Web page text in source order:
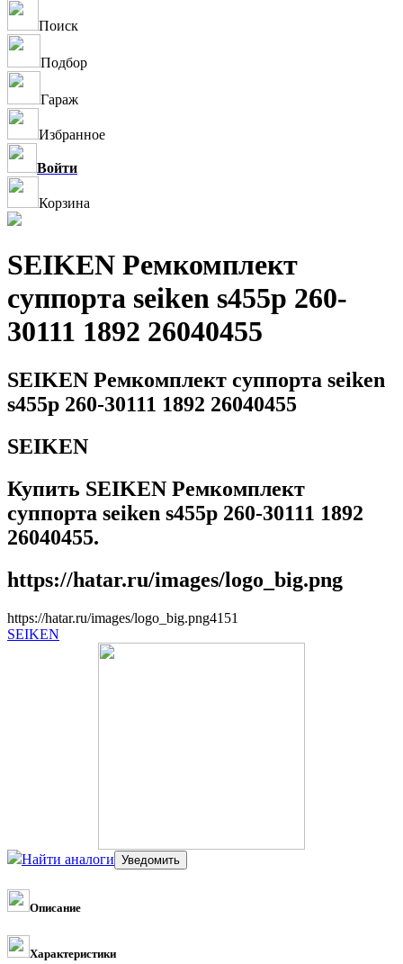
Поиск
Подбор
Гараж
Избранное
Войти
Корзина
SEIKEN Ремкомплект
суппорта seiken s455p 260-
30111 1892 26040455
SEIKEN Ремкомплект суппорта seiken
s455p 260-30111 1892 26040455
SEIKEN
Купить SEIKEN Ремкомплект
суппорта seiken s455p 260-30111 1892
26040455.
https://hatar.ru/images/logo_big.png
https://hatar.ru/images/logo_big.png41 51
SEIKEN
Найти аналоги
Описание
Характеристики